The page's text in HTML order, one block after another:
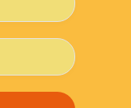
mit